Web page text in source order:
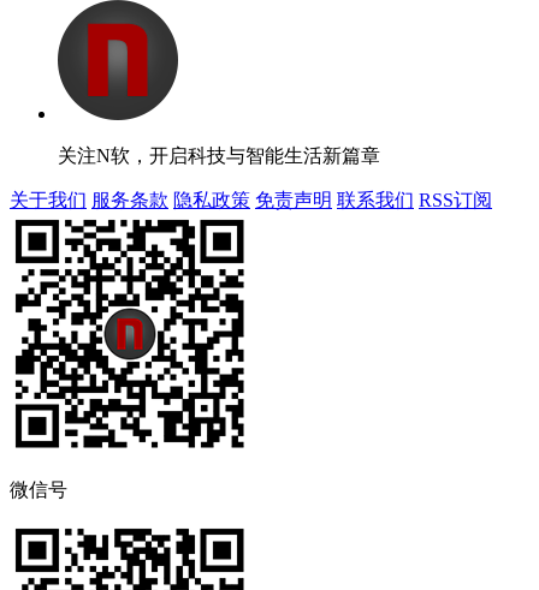
关注N软，开启科技与智能生活新篇章
关于我们 服务条款 隐私政策 免责声明 联系我们 RSS订阅
微信号